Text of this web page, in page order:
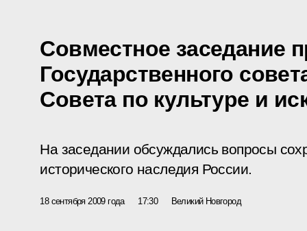
Совместное заседание
Государственного
Совета по культуре и
На заседании обсуждались вопросы
исторического наследия России.
18 сентября 2009 года 17:30 Великий Новгород